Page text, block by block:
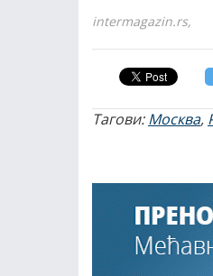
intermagazin.rs,
Тагови:Москва,